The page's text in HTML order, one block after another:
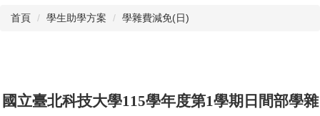
首頁 學生助學方案 學雜費減免(日)
國立臺北科技大學115學年度第1學期日間部學雜